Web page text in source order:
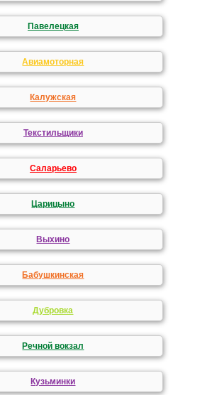
Павелецкая
Авиамоторная
Калужская
Текстильщики
Саларьево
Царицыно
Выхино
Бабушкинская
Дубровка
Речной вокзал
Кузьминки